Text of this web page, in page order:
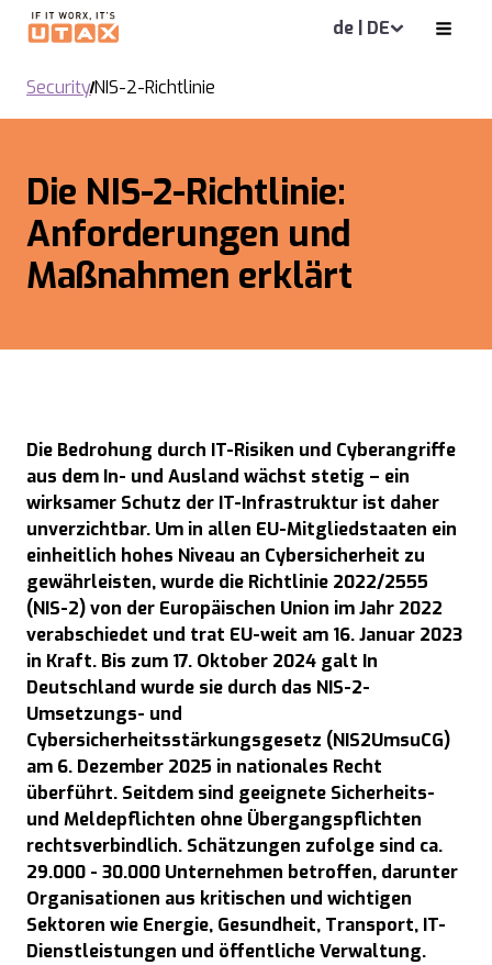
de | DE
SecurityNIS-2-Richtlinie
Die NIS-2-Richtlinie:
Anforderungen und
Maßnahmen erklärt
Die Bedrohung durch IT-Risiken und Cyberangriffe
aus dem In- und Ausland wächst stetig – ein
wirksamer Schutz der IT-Infrastruktur ist daher
unverzichtbar. Um in allen EU-Mitgliedstaaten ein
einheitlich hohes Niveau an Cybersicherheit zu
gewährleisten, wurde die Richtlinie 2022/2555
(NIS-2) von der Europäischen Union im Jahr 2022
verabschiedet und trat EU-weit am 16. Januar 2023
in Kraft. Bis zum 17. Oktober 2024 galt In
Deutschland wurde sie durch das NIS-2-
Umsetzungs- und
Cybersicherheitsstärkungsgesetz (NIS2UmsuCG)
am 6. Dezember 2025 in nationales Recht
überführt. Seitdem sind geeignete Sicherheits-
und Meldepflichten ohne Übergangspflichten
rechtsverbindlich. Schätzungen zufolge sind ca.
29.000 - 30.000 Unternehmen betroffen, darunter
Organisationen aus kritischen und wichtigen
Sektoren wie Energie, Gesundheit, Transport, IT-
Dienstleistungen und öffentliche Verwaltung.